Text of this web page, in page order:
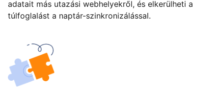
adatait más utazási webhelyekről, és elkerülheti a
túlfoglalást a naptár-szinkronizálással.